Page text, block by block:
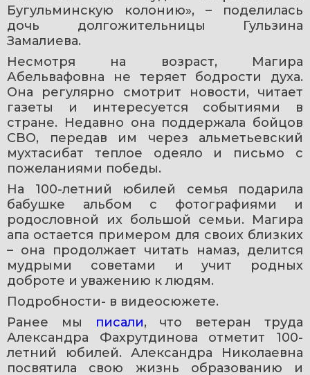
Бугульминскую колонию», – поделилась
дочь долгожительницы Гульзина
Замалиева.
Несмотря на возраст, Магира
Абельвафовна не теряет бодрости духа.
Она регулярно смотрит новости, читает
газеты и интересуется событиями в
стране. Недавно она поддержала бойцов
СВО, передав им через альметьевский
мухтасибат теплое одеяло и письмо с
пожеланиями победы.
На 100-летний юбилей семья подарила
бабушке альбом с фотографиями и
родословной их большой семьи. Магира
апа остается примером для своих близких
– она продолжает читать намаз, делится
мудрыми советами и учит родных
доброте и уважению к людям.
Подробности- в видеосюжете.
Ранее мы
писали, что ветеран труда
Александра Фахрутдинова отметит 100-
летний юбилей. Александра Николаевна
посвятила свою жизнь образованию и